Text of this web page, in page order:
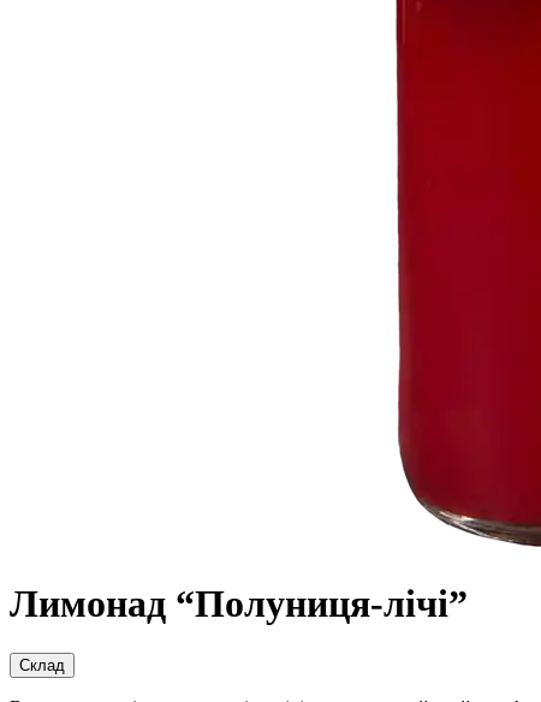
Лимонад “Полуниця-лічі”
Склад